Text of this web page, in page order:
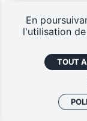
Plan du site
Politique de
Ferarock.org,
En
l'utilisation
TOUT